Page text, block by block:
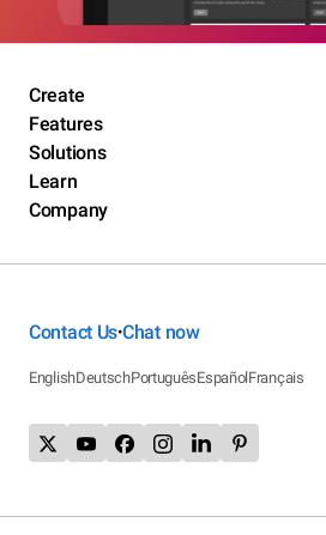
Create
Features
Solutions
Learn
Company
Contact Us•Chat now
EnglishDeutschPortuguêsEspañolFrançais